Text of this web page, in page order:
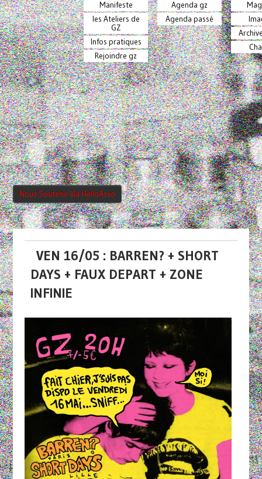
Manifeste
les Ateliers de
GZ
Infos pratiques
Rejoindre gz
Agenda gz
Agenda passé
Nous Soutenir Via HelloAsso
VEN 16/05 : BARREN? + SHORT
DAYS + FAUX DEPART + ZONE
INFINIE